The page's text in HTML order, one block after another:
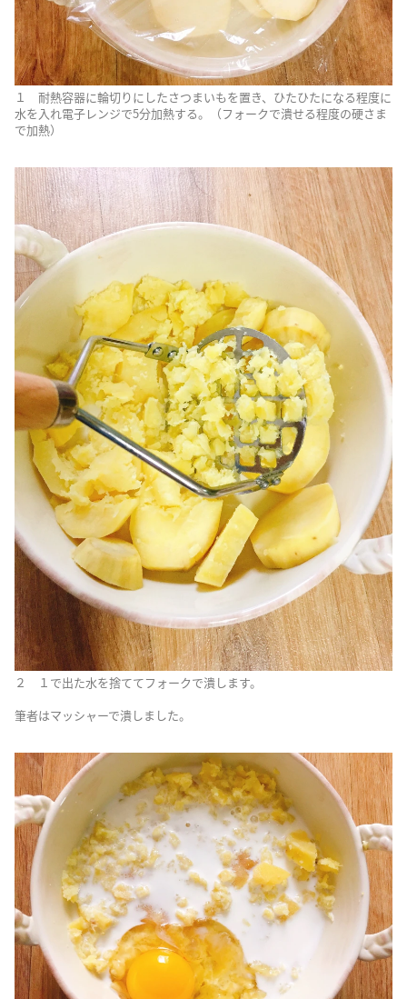
１ 耐熱容器に輪切りにしたさつまいもを置き、ひたひたになる程度に
水を入れ電子レンジで5分加熱する。（フォークで潰せる程度の硬さま
で加熱）
２ １で出た水を捨ててフォークで潰します。
筆者はマッシャーで潰しました。